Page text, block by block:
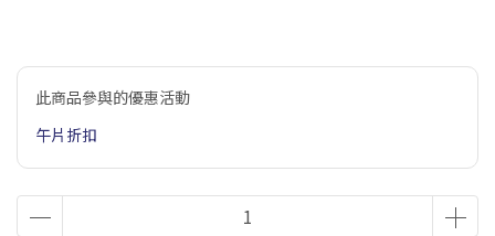
此商品參與的優惠活動
午片折扣